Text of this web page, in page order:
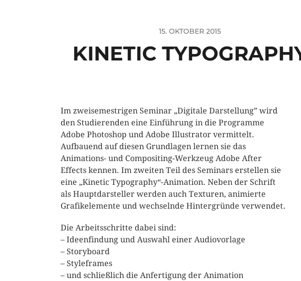
15. OKTOBER 2015
KINETIC
Im zweisemestrigen Seminar „Digitale Darstellung” wird
den Studierenden eine Einführung in die Programme
Adobe Photoshop und Adobe Illustrator vermittelt.
Aufbauend auf diesen Grundlagen lernen sie das
Animations- und Compositing-Werkzeug Adobe After
Effects kennen. Im zweiten Teil des Seminars erstellen sie
eine „Kinetic Typography“-Animation. Neben der Schrift
als Hauptdarsteller werden auch Texturen, animierte
Grafikelemente und wechselnde Hintergründe verwendet.
Die Arbeitsschritte dabei sind:
– Ideenfindung und Auswahl einer Audiovorlage
– Storyboard
– Styleframes
– und schließlich die Anfertigung der Animation